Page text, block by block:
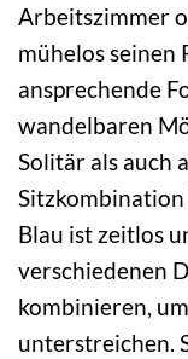
Arbeitszimmer
mühelos seinen
ansprechende
wandelbaren
Solitär als auch
Blau ist zeitlos
verschiedenen
kombinieren,
unterstreichen.